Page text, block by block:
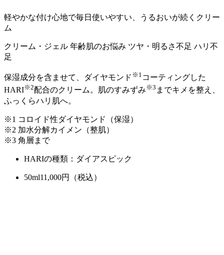
軽やかな付け心地で毎日使いやすい、うるおいが続くクリー
ム
クリーム・ジェル 年齢肌のお悩み ツヤ・明るさ不足 ハリ不
足
保湿成分を含ませて、ダイヤモンド ※1 コーティングした
HARI※2配合のクリーム。肌のすみずみ ※3 までキメを整え、
ふっくらハリ肌へ。
※1 コロイド性ダイヤモンド（保湿）
※2 加水分解カイメン（整肌）
※3 角層まで
HARIの種類：ダイアスピック
50ml11,000円（税込）